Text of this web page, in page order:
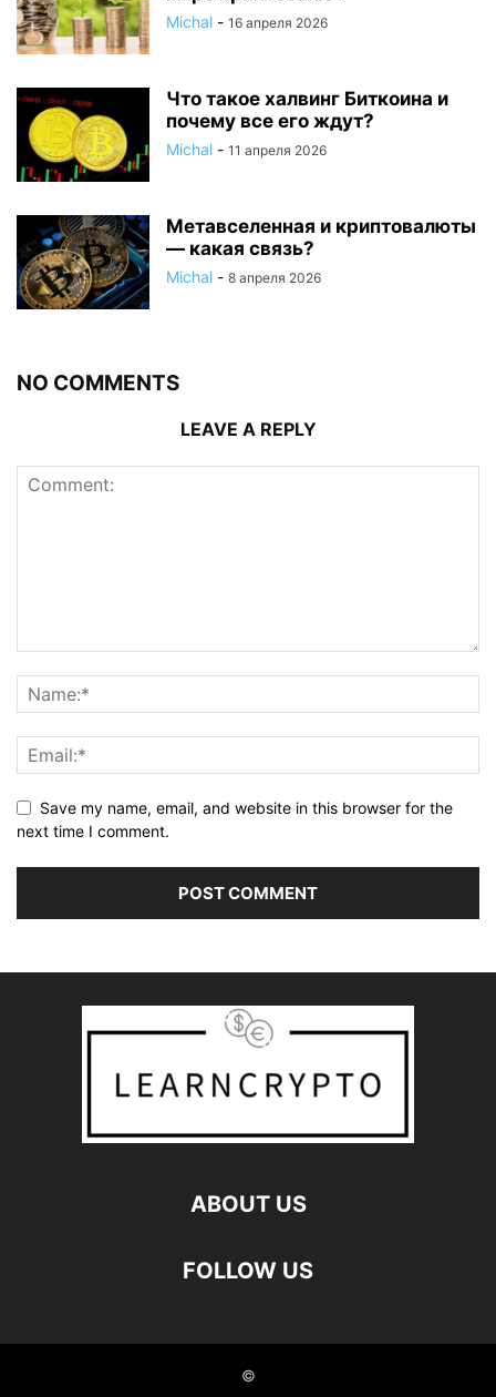
Michal - 16 апреля 2026
Что такое халвинг Биткоина и
почему все его ждут?
Michal - 11 апреля 2026
Метавселенная и криптовалюты
— какая связь?
Michal - 8 апреля 2026
NO COMMENTS
LEAVE A REPLY
Save my name, email, and website in this browser for the
next time I comment.
ABOUT US
FOLLOW US
©